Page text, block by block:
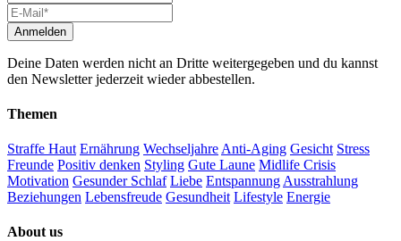
Deine Daten werden nicht an Dritte weitergegeben und du kannst
den Newsletter jederzeit wieder abbestellen.
Themen
Straffe Haut Ernährung Wechseljahre Anti-Aging Gesicht Stress
Freunde Positiv denken Styling Gute Laune Midlife Crisis
Motivation Gesunder Schlaf Liebe Entspannung Ausstrahlung
Beziehungen Lebensfreude Gesundheit Lifestyle Energie
About us